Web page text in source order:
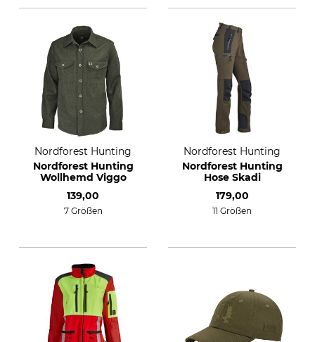
Nordforest Hunting
Nordforest Hunting
Wollhemd Viggo
139,00
7 Größen
Nordforest Hunting
Nordforest Hunting
Hose Skadi
179,00
11 Größen